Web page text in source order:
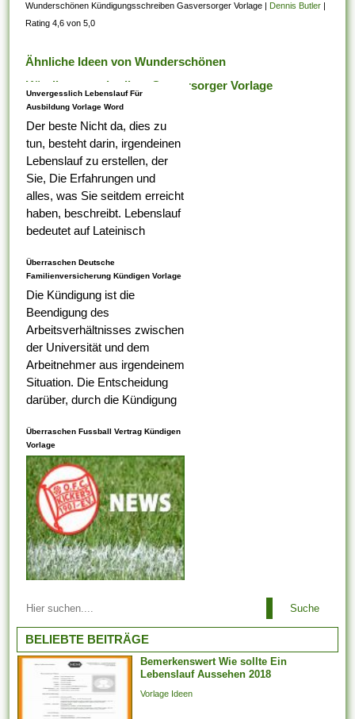
Wunderschönen Kündigungsschreiben Gasversorger Vorlage Dennis Butler
Rating 4,6 von 5,0
Ähnliche Ideen von Wunderschönen
Kündigungsschreiben Gasversorger Vorlage
Unvergesslich Lebenslauf Für
Ausbildung Vorlage Word
Der beste Nicht da, dies zu
tun, besteht darin, irgendeinen
Lebenslauf zu erstellen, der
Sie, Die Erfahrungen und
alles, was Sie seitdem erreicht
haben, beschreibt. Lebenslauf
bedeutet auf Lateinisch
Tabelle darauf ist,...
Überraschen Deutsche
Familienversicherung Kündigen Vorlage
Die Kündigung ist die
Beendigung des
Arbeitsverhältnisses zwischen
der Universität und dem
Arbeitnehmer aus irgendeinem
Situation. Die Entscheidung
darüber, durch die Kündigung
ungerecht ist , alternativ nicht,
liegt bei dem
Arbeitsaufsichtsbeamten oder
vom Ermessen des...
Überraschen Fussball Vertrag Kündigen
Vorlage
Arbeitgeber ist es es
untersagt, irgendeinen
Arbeitnehmer zu entlassen,
der aufgrund der Teilnahme an
Arbeitstreffen und der Layout
von Arbeitsforderungen
Suche
BELIEBTE BEITRÄGE
Bemerkenswert Wie sollte Ein
Lebenslauf Aussehen 2018
Vorlage Ideen